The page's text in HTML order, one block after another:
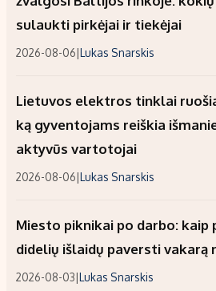
sulaukti pirkėjai ir tiekėjai
2026-08-06|Lukas Snarskis
Lietuvos elektros tinklai
ką gyventojams reiškia
aktyvūs vartotojai
2026-08-06|Lukas Snarskis
Miesto piknikai po darbo: kaip
didelių išlaidų paversti vakarą
2026-08-03|Lukas Snarskis